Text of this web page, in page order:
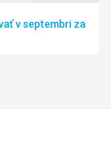
v septembri za